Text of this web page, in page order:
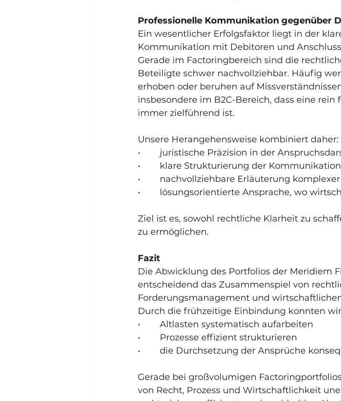
Professionelle Kommunikation gegenüber
Ein wesentlicher Erfolgsfaktor liegt in der
Kommunikation mit Debitoren und
Gerade im Factoringbereich sind die
Beteiligte schwer nachvollziehbar. Häufig
erhoben oder beruhen auf
insbesondere im B2C-Bereich, dass eine
immer zielführend ist.
Unsere Herangehensweise kombiniert daher:
•        juristische Präzision in der
•        klare Strukturierung der Kommunikation
•        nachvollziehbare Erläuterung
•        lösungsorientierte Ansprache, wo
Ziel ist es, sowohl rechtliche Klarheit zu
zu ermöglichen.
Fazit
Die Abwicklung des Portfolios der Meridiem
entscheidend das Zusammenspiel von
Forderungsmanagement und
Durch die frühzeitige Einbindung konnten
•        Altlasten systematisch aufarbeiten
•        Prozesse effizient strukturieren
•        die Durchsetzung der Ansprüche
Gerade bei großvolumigen
von Recht, Prozess und Wirtschaftlichkeit